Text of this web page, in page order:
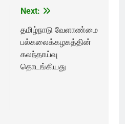
Next:
தமிழ்நாடு வேளாண்மை
பல்கலைக்கழகத்தின்
கலந்தாய்வு
தொடங்கியது